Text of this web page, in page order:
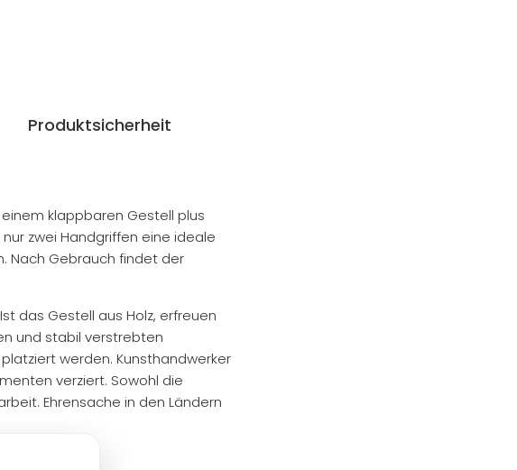
Produktsicherheit
klappbaren Gestell plus
zwei Handgriffen eine ideale
Nach Gebrauch findet der
das Gestell aus Holz, erfreuen
und stabil verstrebten
werden. Kunsthandwerker
verziert. Sowohl die
Ehrensache in den Ländern